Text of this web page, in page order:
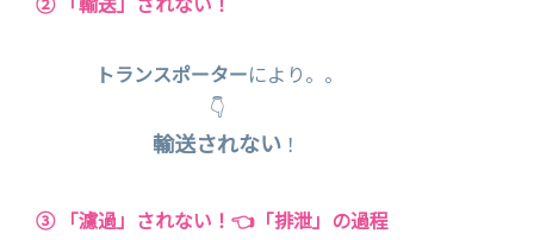
トランスポーターにより。。
👇
輸送されない ！
③ 「濾過」されない！👈「排泄」の過程